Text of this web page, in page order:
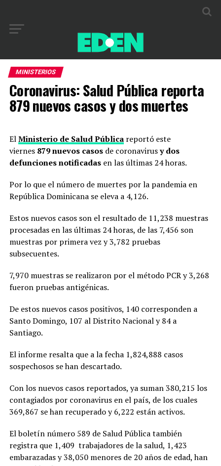
MINISTERIOS
Coronavirus: Salud Pública reporta
879 nuevos casos y dos muertes
ElMinisterio de Salud Públicareportó este
viernes 879 nuevos casosde coronavirusy dos
defunciones notificadas en las últimas 24 horas.
Por lo que el número de muertes por la pandemia en
República Dominicana se eleva a 4,126.
Estos nuevos casos son el resultado de 11,238 muestras
procesadas en las últimas 24 horas, de las 7,456 son
muestras por primera vez y 3,782 pruebas
subsecuentes.
7,970 muestras se realizaron por el método PCR y 3,268
fueron pruebas antigénicas.
De estos nuevos casos positivos, 140 corresponden a
Santo Domingo, 107 al Distrito Nacional y 84 a
Santiago.
El informe resalta que a la fecha 1,824,888 casos
sospechosos se han descartado.
Con los nuevos casos reportados, ya suman 380,215 los
contagiados por coronavirus en el país, de los cuales
369,867 se han recuperado y 6,222 están activos.
El boletín número 589 de Salud Pública también
registra que 1,409 trabajadores de la salud, 1,423
embarazadas y 38,050 menores de 20 años de edad, han